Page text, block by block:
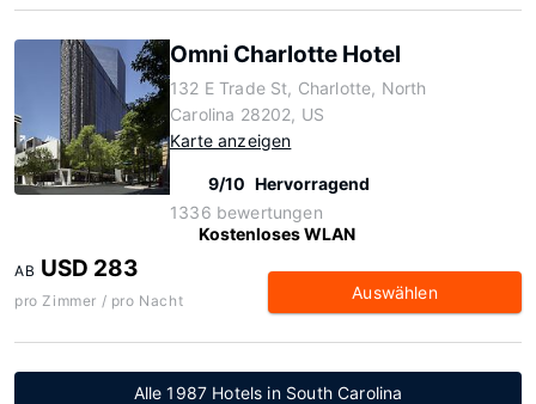
Omni Charlotte Hotel
132 E Trade St, Charlotte, North
Carolina 28202, US
Karte anzeigen
9/10 Hervorragend
1336 bewertungen
Kostenloses WLAN
AB USD 283
pro Zimmer / pro Nacht Auswählen
Alle 1987 Hotels in South Carolina